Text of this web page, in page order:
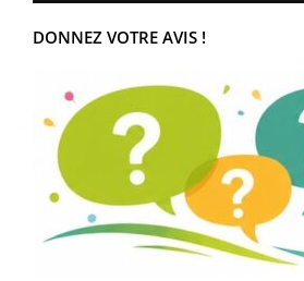
DONNEZ VOTRE AVIS !